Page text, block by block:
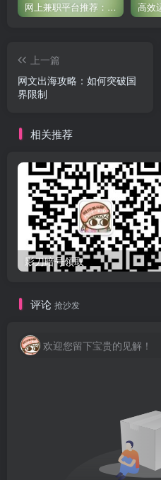
网上兼职平台推荐：国外网赚任务！
上一篇
网文出海攻略：如何突破国
界限制
相关推荐
影刀暗号领取
评论 抢沙发
欢迎您留下宝贵的见解！